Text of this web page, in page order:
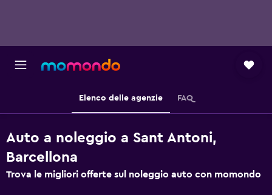
Elenco delle agenzie FAQ
Auto a noleggio a Sant Antoni,
Barcellona
Trova le migliori offerte sul noleggio auto con momondo